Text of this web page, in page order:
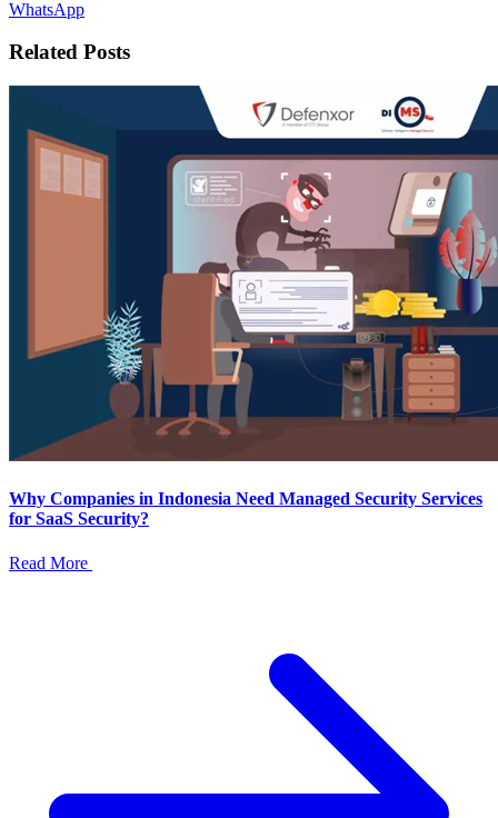
WhatsApp
Related Posts
Why Companies in Indonesia Need Managed Security Services
for SaaS Security?
Read More